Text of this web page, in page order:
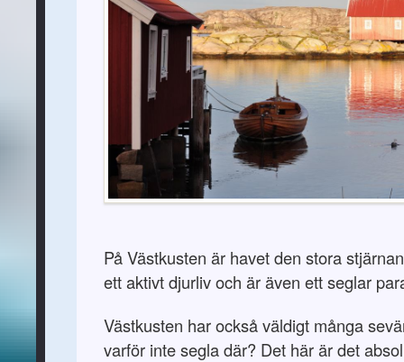
På Västkusten är havet den stora
ett aktivt djurliv och är även ett seglar
Västkusten har också väldigt många
varför inte segla där? Det här är det